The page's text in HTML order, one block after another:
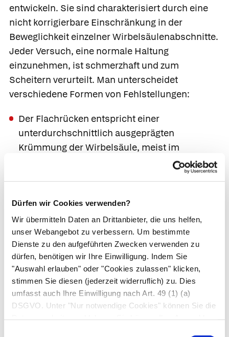
Dürfen wir Cookies verwenden?
Wir übermitteln Daten an Drittanbieter, die uns helfen,
unser Webangebot zu verbessern. Um bestimmte
Dienste zu den aufgeführten Zwecken verwenden zu
dürfen, benötigen wir Ihre Einwilligung. Indem Sie
"Auswahl erlauben" oder "Cookies zulassen" klicken,
stimmen Sie diesen (jederzeit widerruflich) zu. Dies
umfasst auch Ihre Einwilligung nach Art. 49 (1) (a)
DSGVO. Unter "Nur notwendige Cookies" können Sie die
entwickeln. Sie sind charakterisiert durch eine
nicht korrigierbare Einschränkung in der
Beweglichkeit einzelner Wirbelsäulenabschnitte.
Jeder Versuch, eine normale Haltung
einzunehmen, ist schmerzhaft und zum
Scheitern verurteilt. Man unterscheidet
verschiedene Formen von Fehlstellungen:
Der Flachrücken entspricht einer
unterdurchschnittlich ausgeprägten
Krümmung der Wirbelsäule, meist im
Lendenbereich. Er wirkt oft wie eine besonders
gerade Haltung. Durch die Fehlstellung nimmt
Anfälligkeit für Rückenschmerzen nimmt zu.
Ursache ist gelegentlich einMorbus
Scheuermann der Lendenwirbelsäule.
Ist die Krümmung der Brustwirbelsäule zu
stark ausgeprägt, nennt der Arzt dies einen
Rundrückenoder Buckel; ist die
Lendenwirbelsäule zu stark gekrümmt, spricht
er vomHohlkreuz,in Kombination von beidem
auch vomHohlrundrücken.Unter der